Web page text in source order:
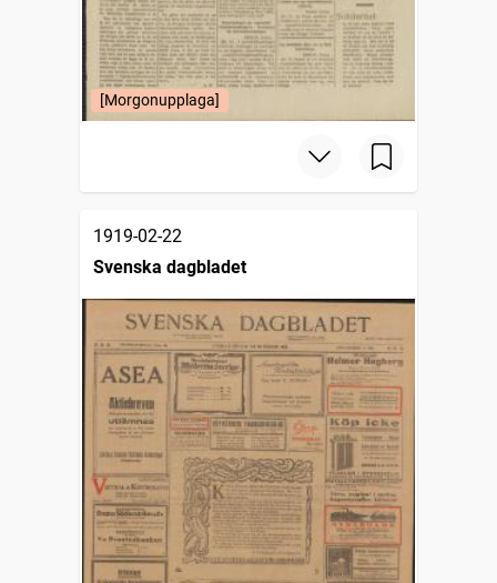
[Morgonupplaga]
1919-02-22
Svenska dagbladet